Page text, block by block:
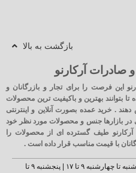
بازگشت به بالا
صادرات آرکارنو
این فرصت را برای تجار و بازرگانان و
بتوانند بهترین و باکیفیت ترین محصولات
. خرید عمده بصورت آنلاین و اینترنتی
در بازارها جنس و محصولات مورد نظر خود
طیف گسترده ای از محصولات را
با قیمت مناسب قرار داده است .
| شنبه تا چهارشنبه ۹ تا ۱۷ | پنجشنبه ۹ تا